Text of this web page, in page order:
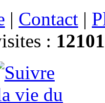
| Contact |
: